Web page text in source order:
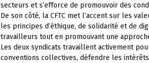
secteurs et s’efforce de promouvoir des
De son côté, la CFTC met l’accent sur les
les principes d’éthique, de solidarité et de
travailleurs tout en promouvant une
Les deux syndicats travaillent activement
conventions collectives, défendre les